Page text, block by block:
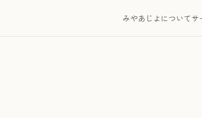
みやあじよについてサ